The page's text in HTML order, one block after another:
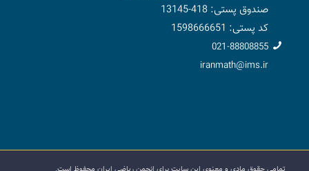
صندوق پستی: 418-13145
کد پستی: 1598666651
021-88808855
iranmath@ims.ir